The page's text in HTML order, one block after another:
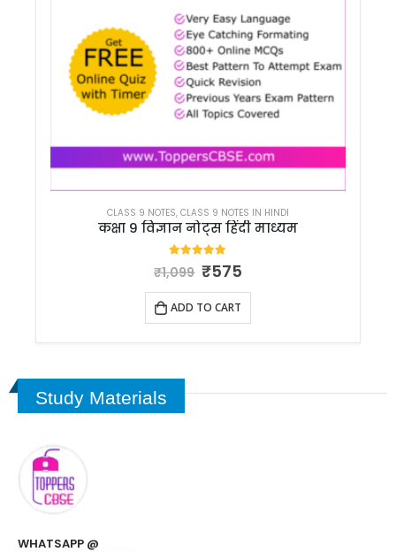
CLASS 9 NOTES, CLASS 9 NOTES IN HINDI
कक्षा 9 विज्ञान नोट्स हिंदी माध्यम
out of 5
₹1,099 ₹575
ADD TO CART
Study Materials
WHATSAPP @